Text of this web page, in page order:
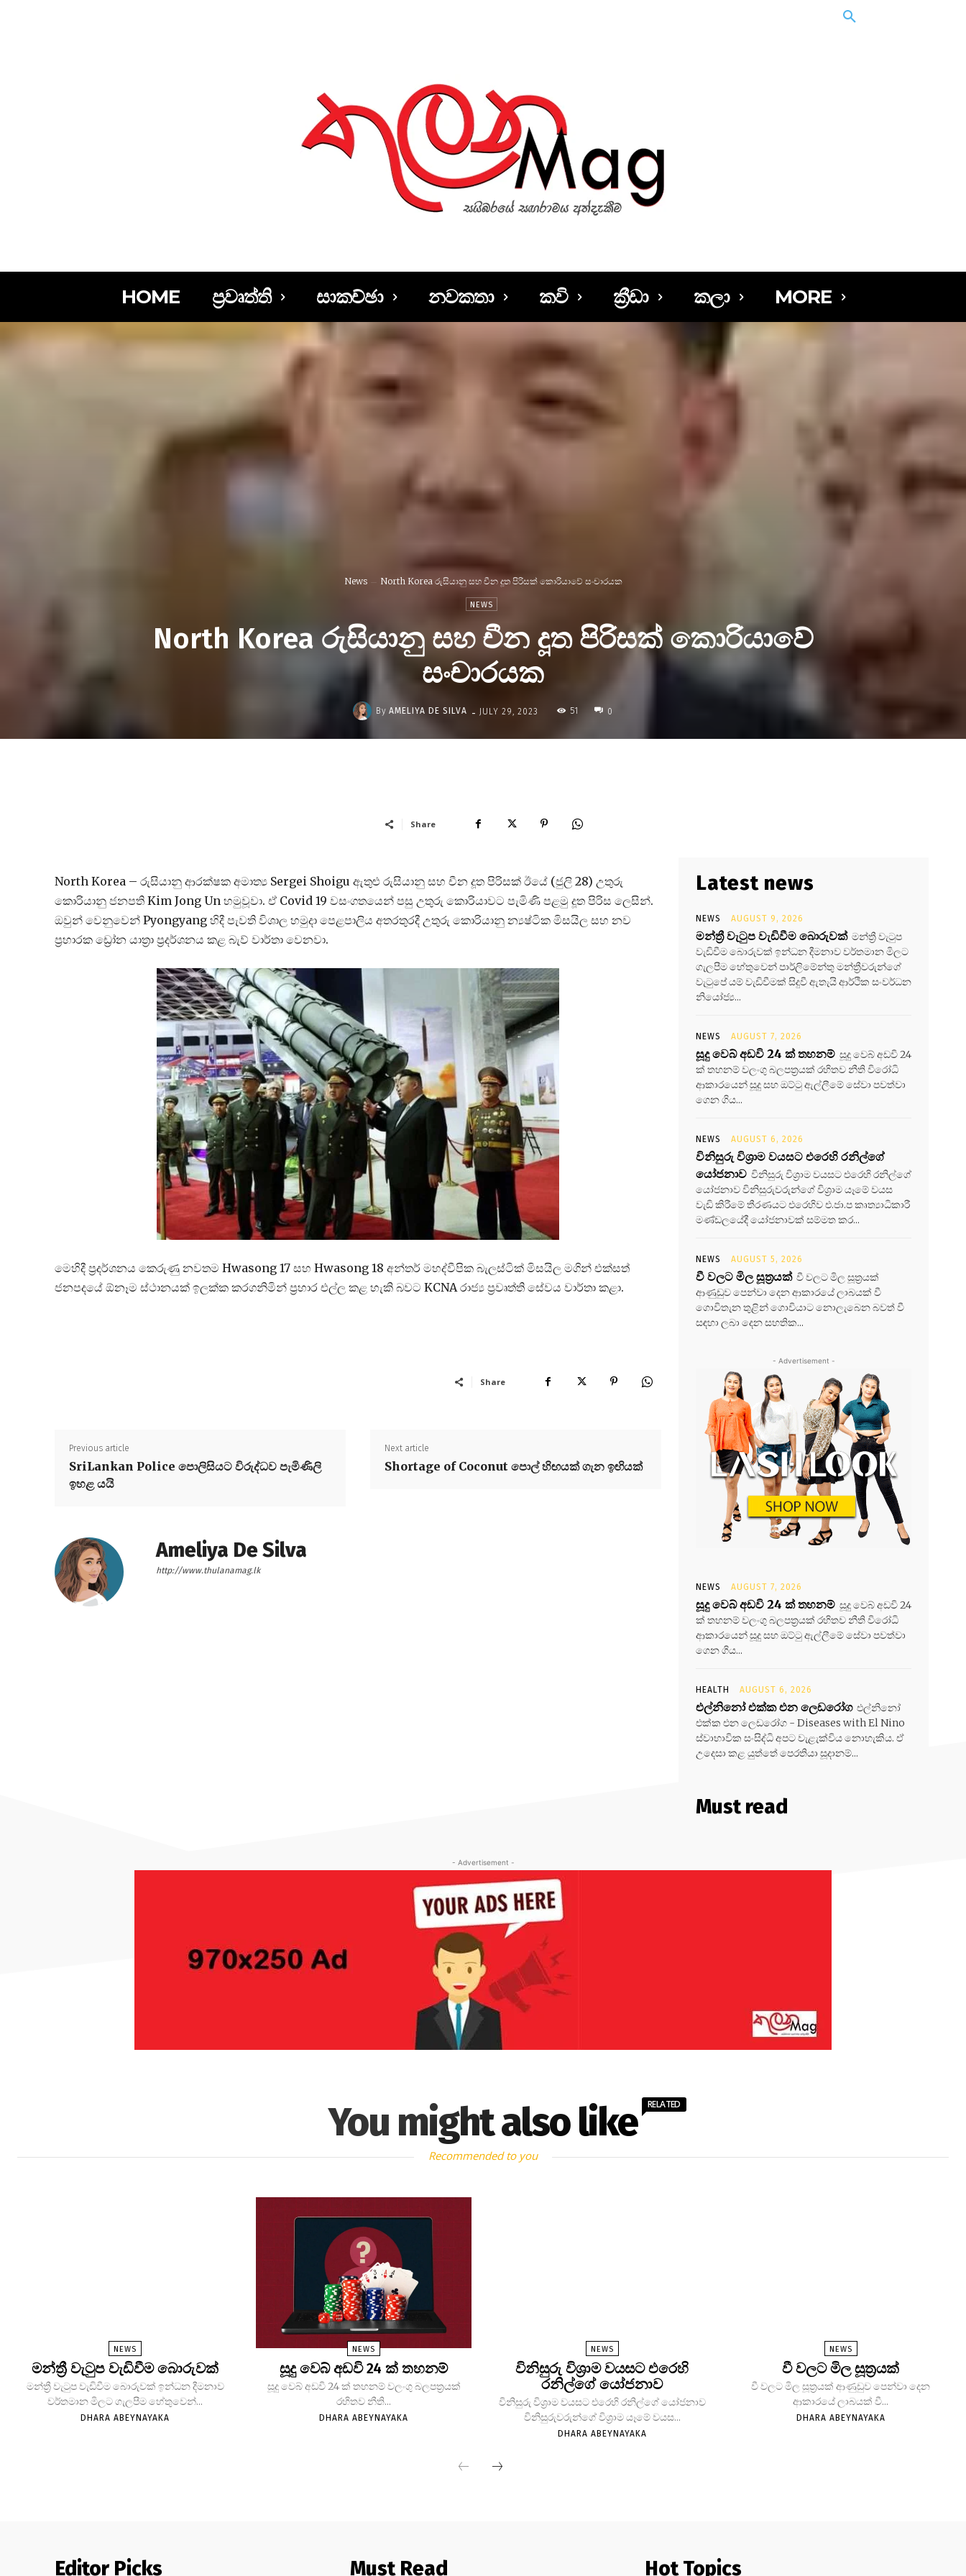
HOME ප්‍රවෘත්ති සාකච්ඡා නවකතා කවි ක්‍රීඩා කලා MORE
News North Korea රුසියානු සහ චීන දූත පිරිසක් කොරියාවේ සංචාරයක
NEWS
North Korea රුසියානු සහ චීන දූත පිරිසක් කොරියාවේ
සංචාරයක
By AMELIYA DE SILVA - JULY 29, 2023 51 0
Share
North Korea – රුසියානු ආරක්ෂක අමාත්‍ය Sergei Shoigu ඇතුළු රුසියානු සහ චීන දූත පිරිසක් ඊයේ (ජුලි 28) උතුරු
කොරියානු ජනපති Kim Jong Un හමුවූවා. ඒ Covid 19 වසංගතයෙන් පසු උතුරු කොරියාවට පැමිණි පළමු දූත පිරිස ලෙසින්.
ඔවුන් වෙනුවෙන් Pyongyang හිදී පැවති විශාල හමුදා පෙළපාලිය අතරතුරදී උතුරු කොරියානු න්‍යෂ්ටික මිසයිල සහ නව
ප්‍රහාරක ඩ්‍රෝන යාත්‍රා ප්‍රදර්ශනය කළ බැව් වාර්තා වෙනවා.
මෙහිදී ප්‍රදර්ශනය කෙරුණු නවතම Hwasong 17 සහ Hwasong 18 අන්තර් මහද්වීපික බැලස්ටික් මිසයිල මගින් එක්සත්
ජනපදයේ ඕනෑම ස්ථානයක් ඉලක්ක කරගනිමින් ප්‍රහාර එල්ල කළ හැකි බවට KCNA රාජ්‍ය ප්‍රවෘත්ති සේවය වාර්තා කළා.
Share
Previous article
SriLankan Police පොලිසියට විරුද්ධව පැමිණිලි
ඉහළ යයි
Next article
Shortage of Coconut පොල් හිඟයක් ගැන ඉඟියක්
Ameliya De Silva
http://www.thulanamag.lk
Latest news
NEWS AUGUST 9, 2026
මන්ත්‍රී වැටුප වැඩිවීම බොරුවක් මන්ත්‍රී වැටුප
වැඩිවීම බොරුවක් ඉන්ධන දීමනාව වර්තමාන මිලට
ගැලපීම හේතුවෙන් පාර්ලිමේන්තු මන්ත්‍රීවරුන්ගේ
වැටුපේ යම් වැඩිවීමක් සිදුවී ඇතැයි ආර්ථික සංවර්ධන
නියෝජ්‍ය...
NEWS AUGUST 7, 2026
සූදු වෙබ් අඩවි 24 ක් තහනම් සූදු වෙබ් අඩවි 24
ක් තහනම් වලංගු බලපත්‍රයක් රහිතව නීති විරෝධි
ආකාරයෙන් සූදු සහ ඔට්ටු ඇල්ලීමේ සේවා පවත්වා
ගෙන ගිය...
NEWS AUGUST 6, 2026
විනිසුරු විශ්‍රාම වයසට එරෙහි රනිල්ගේ
යෝජනාව විනිසුරු විශ්‍රාම වයසට එරෙහි රනිල්ගේ
යෝජනාව විනිසුරුවරුන්ගේ විශ්‍රාම යෑමේ වයස
වැඩි කිරීමේ තීරණයට එරෙහිව එ.ජා.ප කෘත්‍යාධිකාරී
මණ්ඩලයේදී යෝජනාවක් සම්මත කර...
NEWS AUGUST 5, 2026
වී වලට මිල සූත්‍රයක් වී වලට මිල සූත්‍රයක්
ආණුඩුව පෙන්වා දෙන ආකාරයේ ලාබයක් වී
ගොවිතැන තුළින් ගොවියාට නොලැබෙන බවත් වී
සඳහා ලබා දෙන සහතික...
- Advertisement -
NEWS AUGUST 7, 2026
සූදු වෙබ් අඩවි 24 ක් තහනම් සූදු වෙබ් අඩවි 24
ක් තහනම් වලංගු බලපත්‍රයක් රහිතව නීති විරෝධි
ආකාරයෙන් සූදු සහ ඔට්ටු ඇල්ලීමේ සේවා පවත්වා
ගෙන ගිය...
HEALTH AUGUST 6, 2026
එල්නිනෝ එක්ක එන ලෙඩරෝග එල්නිනෝ
එක්ක එන ලෙඩරෝග - Diseases with El Nino
ස්වාභාවික සංසිද්ධි අපට වැළැක්විය නොහැකිය. ඒ
උදෙසා කළ යුත්තේ පෙරතියා සූදානම්...
Must read
- Advertisement -
You might also like RELATED
Recommended to you
NEWS
මන්ත්‍රී වැටුප වැඩිවීම බොරුවක්
මන්ත්‍රී වැටුප වැඩිවීම බොරුවක් ඉන්ධන දීමනාව
වර්තමාන මිලට ගැලපීම හේතුවෙන්...
DHARA ABEYNAYAKA
NEWS
සූදු වෙබ් අඩවි 24 ක් තහනම්
සූදු වෙබ් අඩවි 24 ක් තහනම් වලංගු බලපත්‍රයක්
රහිතව නීති...
DHARA ABEYNAYAKA
NEWS
විනිසුරු විශ්‍රාම වයසට එරෙහි
රනිල්ගේ යෝජනාව
විනිසුරු විශ්‍රාම වයසට එරෙහි රනිල්ගේ යෝජනාව
විනිසුරුවරුන්ගේ විශ්‍රාම යෑමේ වයස...
DHARA ABEYNAYAKA
NEWS
වී වලට මිල සූත්‍රයක්
වී වලට මිල සූත්‍රයක් ආණුඩුව පෙන්වා දෙන
ආකාරයේ ලාබයක් වී...
DHARA ABEYNAYAKA
Editor Picks Must Read Hot Topics